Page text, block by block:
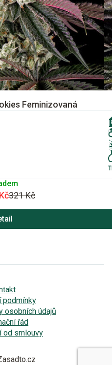
Feminizovaná
321 Kč
podmínky
osobních údajů
řád
od smlouvy